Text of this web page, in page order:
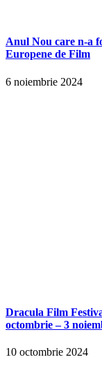
Anul Nou care n-a
Europene de Film
6 noiembrie 2024
Dracula Film
octombrie – 3
10 octombrie 2024